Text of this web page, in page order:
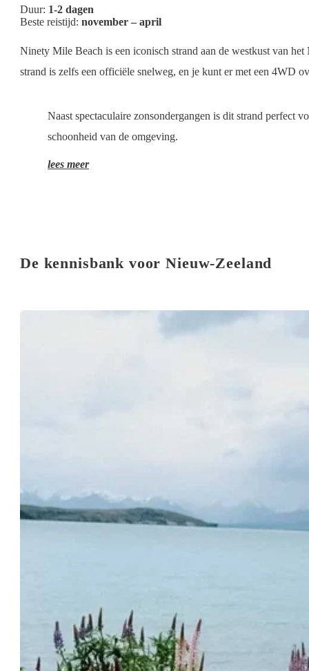
Duur: 1-2 dagen
Beste reistijd: november – april
Ninety Mile Beach is een iconisch strand aan de westkust van
strand is zelfs een officiële snelweg, en je kunt er met een 4WD
lees meer
Naast spectaculaire zonsondergangen is dit strand perfect
schoonheid van de omgeving.
De kennisbank voor Nieuw-Zeeland